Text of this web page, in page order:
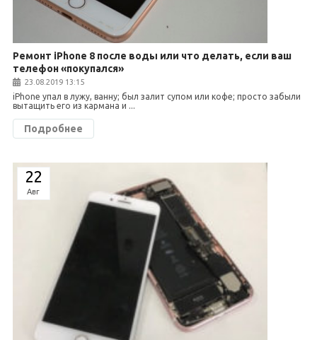
Ремонт iPhone 8 после воды или что делать, если ваш
телефон «покупался»
23.08.2019 13:15
iPhone упал в лужу, ванну; был залит супом или кофе; просто забыли
вытащить его из кармана и ...
Подробнее
22
Авг